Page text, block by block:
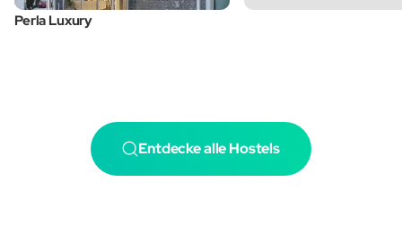
Perla Luxury
Entdecke alle Hostels